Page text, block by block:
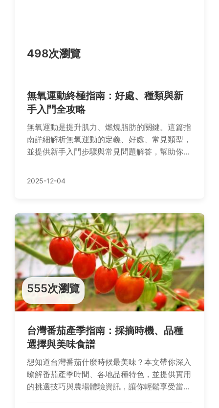
498次瀏覽
無氧運動終極指南：好處、種類與新
手入門全攻略
無氧運動是提升肌力、燃燒脂肪的關鍵。這篇指
南詳細解析無氧運動的定義、好處、常見類型，
並提供新手入門步驟與常見問題解答，幫助你安
內容涵蓋實用技巧與個人經驗分享，適合所有健
2025-12-04
555次瀏覽
台灣番茄產季指南：採摘時機、品種
選擇與美味食譜
想知道台灣番茄什麼時候最美味？本文帶你深入
瞭解番茄產季時間、各地品種特色，並提供實用
的挑選技巧與農場體驗資訊，讓你輕鬆享受當季